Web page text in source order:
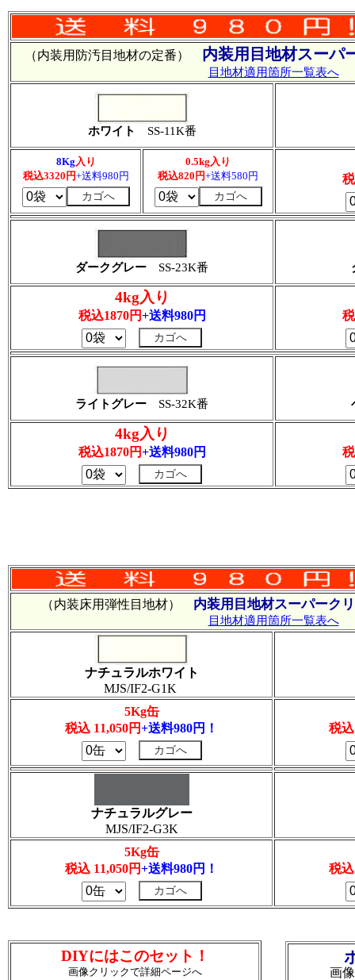
（内装用防汚目地材の定番） 内装用目地材スーパ
目地材適用箇所一覧表へ
ホワイト SS-11K番
8Kg入り
税込3320円+送料980円
0.5kg入り
税込820円+送料580円
ダークグレー SS-23K番
4kg入り
税込1870円+送料980円
ライトグレー SS-32K番
4kg入り
税込1870円+送料980円
（内装床用弾性目地材） 内装用目地材スーパーク
目地材適用箇所一覧表へ
ナチュラルホワイト
MJS/IF2-G1K
5Kg缶
税込 11,050円+送料980円！ 税
ナチュラルグレー
MJS/IF2-G3K
5Kg缶
税込 11,050円+送料980円！ 税
画
DIYにはこのセット！
画像クリックで詳細ページへ